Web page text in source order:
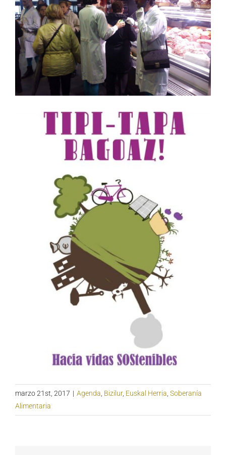
marzo 21st, 2017 | Agenda, Bizilur, Euskal Herria, Soberanía
Alimentaria